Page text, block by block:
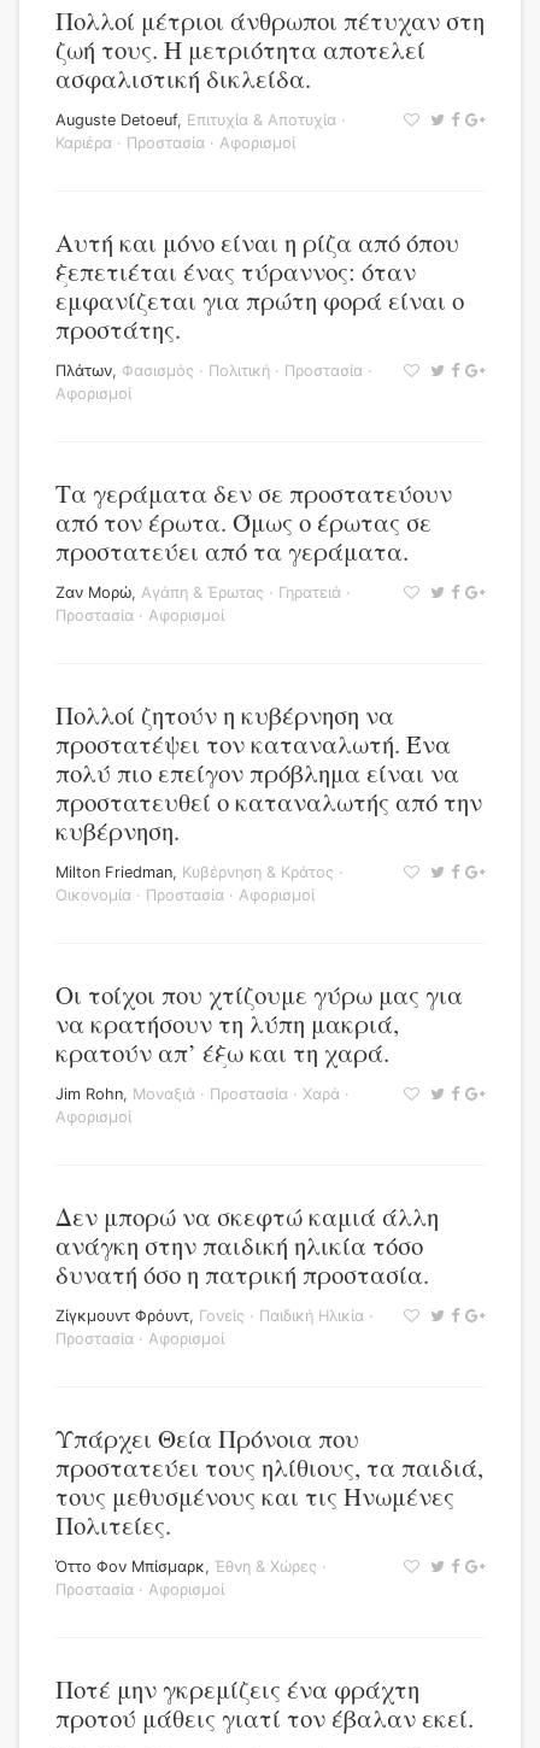
Πολλοί μέτριοι άνθρωποι πέτυχαν στη
ζωή τους. Η μετριότητα αποτελεί
ασφαλιστική δικλείδα.
Auguste Detoeuf, Επιτυχία & Αποτυχία ·
Καριέρα · Προστασία · Αφορισμοί
Αυτή και μόνο είναι η ρίζα από όπου
ξεπετιέται ένας τύραννος: όταν
εμφανίζεται για πρώτη φορά είναι ο
προστάτης.
Πλάτων, Φασισμός · Πολιτική · Προστασία ·
Αφορισμοί
Τα γεράματα δεν σε προστατεύουν
από τον έρωτα. Όμως ο έρωτας σε
προστατεύει από τα γεράματα.
Ζαν Μορώ, Αγάπη & Έρωτας · Γηρατειά ·
Προστασία · Αφορισμοί
Πολλοί ζητούν η κυβέρνηση να
προστατέψει τον καταναλωτή. Ένα
πολύ πιο επείγον πρόβλημα είναι να
προστατευθεί ο καταναλωτής από την
κυβέρνηση.
Milton Friedman, Κυβέρνηση & Κράτος ·
Οικονομία · Προστασία · Αφορισμοί
Οι τοίχοι που χτίζουμε γύρω μας για
να κρατήσουν τη λύπη μακριά,
κρατούν απ’ έξω και τη χαρά.
Jim Rohn, Μοναξιά · Προστασία · Χαρά ·
Αφορισμοί
Δεν μπορώ να σκεφτώ καμιά άλλη
ανάγκη στην παιδική ηλικία τόσο
δυνατή όσο η πατρική προστασία.
Ζίγκμουντ Φρόυντ, Γονείς · Παιδική Ηλικία ·
Προστασία · Αφορισμοί
Υπάρχει Θεία Πρόνοια που
προστατεύει τους ηλίθιους, τα παιδιά,
τους μεθυσμένους και τις Ηνωμένες
Πολιτείες.
Όττο Φον Μπίσμαρκ, Έθνη & Χώρες ·
Προστασία · Αφορισμοί
Ποτέ μην γκρεμίζεις ένα φράχτη
προτού μάθεις γιατί τον έβαλαν εκεί.